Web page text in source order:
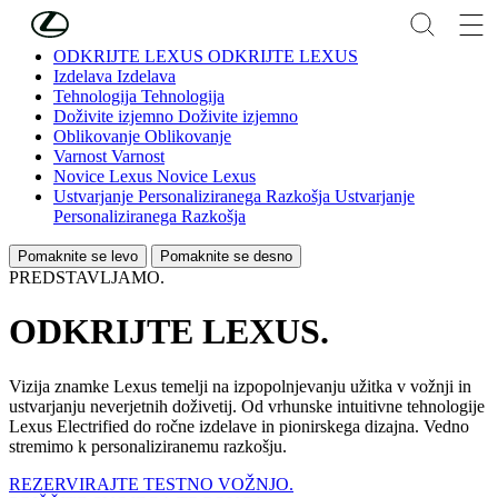
Skip to Main Content
ODKRIJTE LEXUS ODKRIJTE LEXUS
Izdelava Izdelava
Tehnologija Tehnologija
Doživite izjemno Doživite izjemno
Oblikovanje Oblikovanje
Varnost Varnost
Novice Lexus Novice Lexus
Ustvarjanje Personaliziranega Razkošja Ustvarjanje
Personaliziranega Razkošja
Pomaknite se levo Pomaknite se desno
PREDSTAVLJAMO.
ODKRIJTE LEXUS.
Vizija znamke Lexus temelji na izpopolnjevanju užitka v vožnji in
ustvarjanju neverjetnih doživetij. Od vrhunske intuitivne tehnologije
Lexus Electrified do ročne izdelave in pionirskega dizajna. Vedno
stremimo k personaliziranemu razkošju.
REZERVIRAJTE TESTNO VOŽNJO.